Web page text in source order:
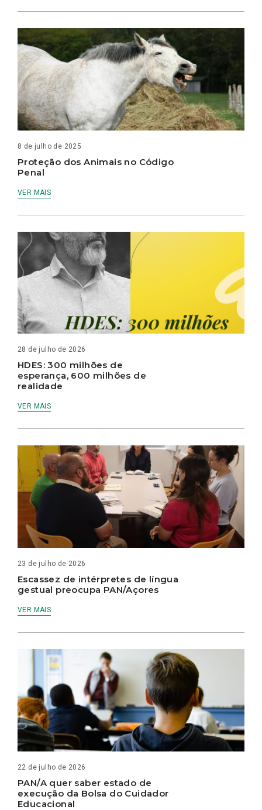
8 de julho de 2025
Proteção dos Animais no Código
Penal
VER MAIS
28 de julho de 2026
HDES: 300 milhões de
esperança, 600 milhões de
realidade
VER MAIS
23 de julho de 2026
Escassez de intérpretes de língua
gestual preocupa PAN/Açores
VER MAIS
22 de julho de 2026
PAN/A quer saber estado de
execução da Bolsa do Cuidador
Educacional